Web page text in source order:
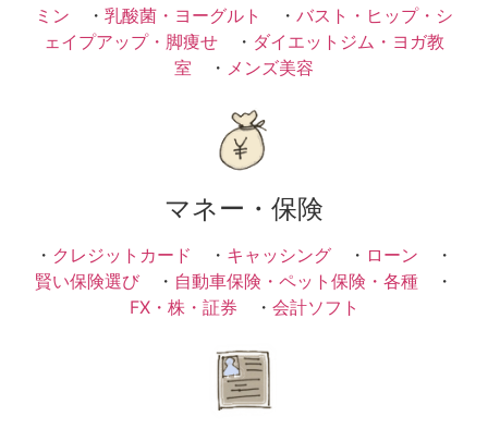
ミン ・ 乳酸菌・ヨーグルト ・ バスト・ヒップ・シ
ェイプアップ・脚痩せ ・ ダイエットジム・ヨガ教
室 ・ メンズ美容
マネー・保険
・ クレジットカード ・ キャッシング ・ ローン ・
賢い保険選び ・ 自動車保険・ペット保険・各種 ・
FX・株・証券 ・ 会計ソフト